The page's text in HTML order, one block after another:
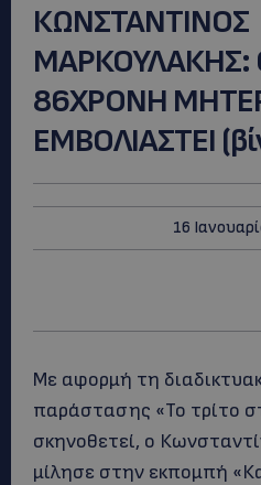
ΚΩΝΣΤΑΝΤΙΝΟΣ
ΜΑΡΚΟΥΛΑΚΗΣ:
86ΧΡΟΝΗ
ΕΜΒΟΛΙΑΣΤΕΙ
16
Με αφορμή τη
παράστασης «Το τρίτο
σκηνοθετεί, ο
μίλησε στην εκπομπή